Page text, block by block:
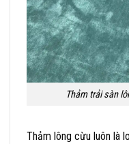
Thảm trải sàn
Thảm lông cừu luôn là